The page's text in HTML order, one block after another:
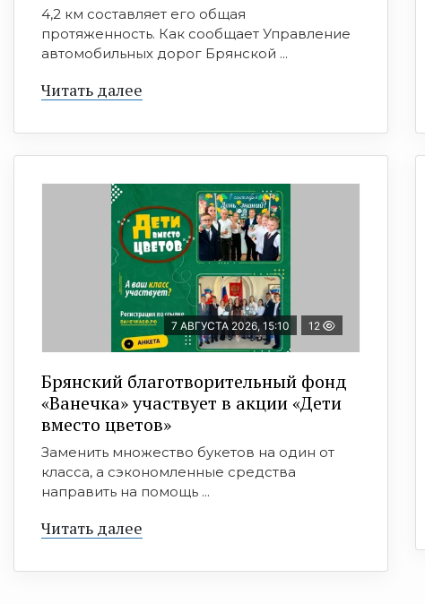
4,2 км составляет его общая
протяженность. Как сообщает Управление
автомобильных дорог Брянской ...
Читать далее
7 АВГУСТА 2026, 15:10 12
Брянский благотворительный фонд
«Ванечка» участвует в акции «Дети
вместо цветов»
Заменить множество букетов на один от
класса, а сэкономленные средства
направить на помощь ...
Читать далее